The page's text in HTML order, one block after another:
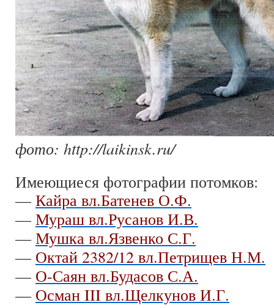
фото: http://laikinsk.ru/
Имеющиеся фотографии потомков:
— Кайра вл.Батенев О.Ф.
— Мураш вл.Русанов И.В.
— Мушка вл.Язвенко С.Г.
— Октай 2382/12 вл.Петрищев Н.М.
— О-Саян вл.Будасов С.А.
— Осман III вл.Щелкунов И.Г.